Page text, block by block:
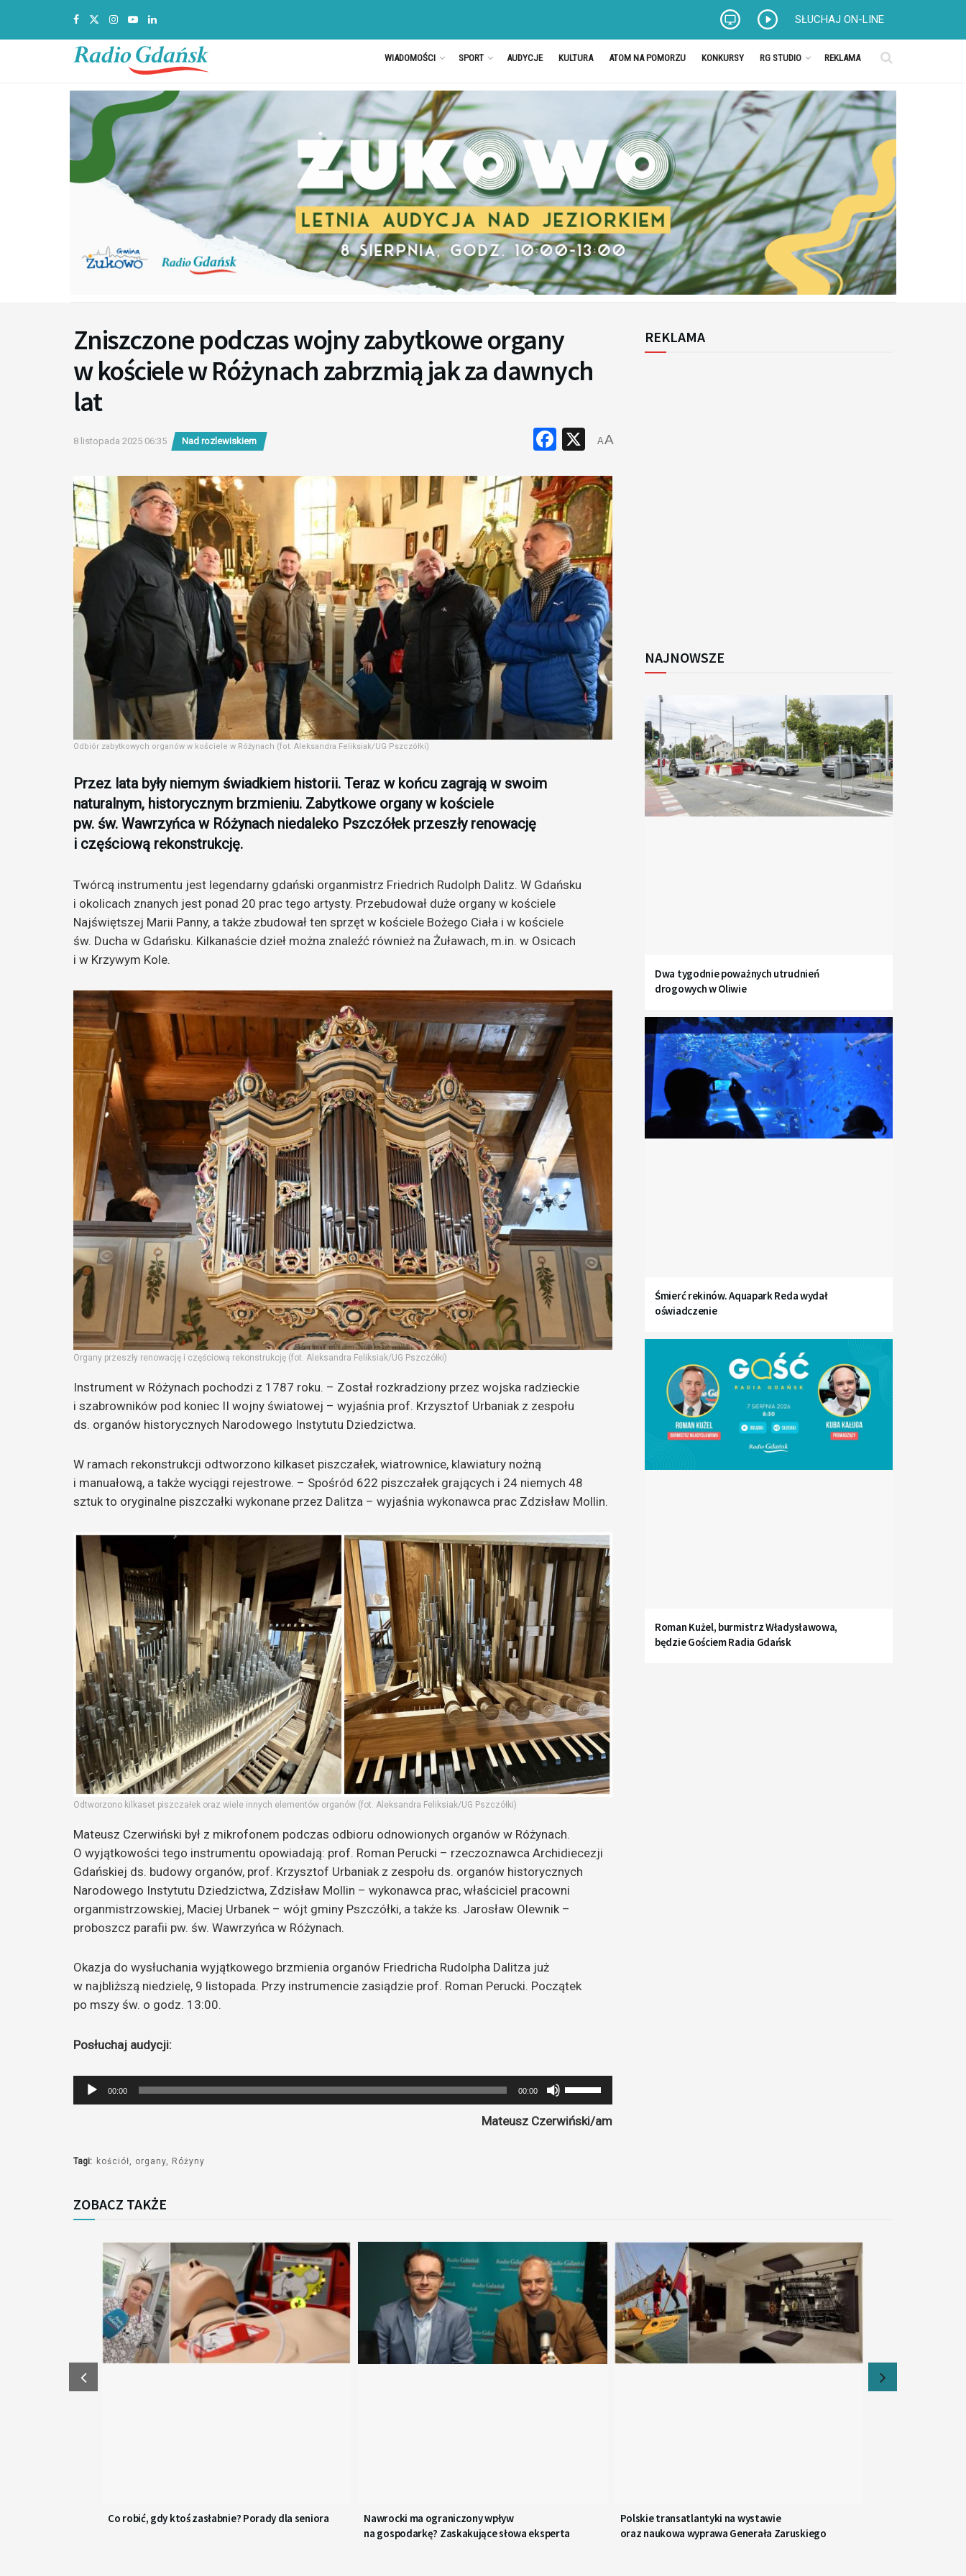
SŁUCHAJ ON-LINE
WIADOMOŚCI SPORT AUDYCJE KULTURA ATOM NA POMORZU KONKURSY RG STUDIO REKLAMA
Zniszczone podczas wojny zabytkowe organy
w kościele w Różynach zabrzmią jak za dawnych
lat
8 listopada 2025 06:35 Nad rozlewiskiem Facebook
X
AA
Odbiór zabytkowych organów w kościele w Różynach (fot. Aleksandra Feliksiak/UG Pszczółki)
Przez lata były niemym świadkiem historii. Teraz w końcu zagrają w swoim
naturalnym, historycznym brzmieniu. Zabytkowe organy w kościele
pw. św. Wawrzyńca w Różynach niedaleko Pszczółek przeszły renowację
i częściową rekonstrukcję.
Twórcą instrumentu jest legendarny gdański organmistrz Friedrich Rudolph Dalitz. W Gdańsku
i okolicach znanych jest ponad 20 prac tego artysty. Przebudował duże organy w kościele
Najświętszej Marii Panny, a także zbudował ten sprzęt w kościele Bożego Ciała i w kościele
św. Ducha w Gdańsku. Kilkanaście dzieł można znaleźć również na Żuławach, m.in. w Osicach
i w Krzywym Kole.
Organy przeszły renowację i częściową rekonstrukcję (fot. Aleksandra Feliksiak/UG Pszczółki)
Instrument w Różynach pochodzi z 1787 roku. – Został rozkradziony przez wojska radzieckie
i szabrowników pod koniec II wojny światowej – wyjaśnia prof. Krzysztof Urbaniak z zespołu
ds. organów historycznych Narodowego Instytutu Dziedzictwa.
W ramach rekonstrukcji odtworzono kilkaset piszczałek, wiatrownice, klawiatury nożną
i manuałową, a także wyciągi rejestrowe. – Spośród 622 piszczałek grających i 24 niemych 48
sztuk to oryginalne piszczałki wykonane przez Dalitza – wyjaśnia wykonawca prac Zdzisław Mollin.
Odtworzono kilkaset piszczałek oraz wiele innych elementów organów (fot. Aleksandra Feliksiak/UG Pszczółki)
Mateusz Czerwiński był z mikrofonem podczas odbioru odnowionych organów w Różynach.
O wyjątkowości tego instrumentu opowiadają: prof. Roman Perucki – rzeczoznawca Archidiecezji
Gdańskiej ds. budowy organów, prof. Krzysztof Urbaniak z zespołu ds. organów historycznych
Narodowego Instytutu Dziedzictwa, Zdzisław Mollin – wykonawca prac, właściciel pracowni
organmistrzowskiej, Maciej Urbanek – wójt gminy Pszczółki, a także ks. Jarosław Olewnik –
proboszcz parafii pw. św. Wawrzyńca w Różynach.
Okazja do wysłuchania wyjątkowego brzmienia organów Friedricha Rudolpha Dalitza już
w najbliższą niedzielę, 9 listopada. Przy instrumencie zasiądzie prof. Roman Perucki. Początek
po mszy św. o godz. 13:00.
Posłuchaj audycji:
Odtwarzacz
plików
00:00 00:00
strzałek
do
zmniejszyć
głośność.
Mateusz Czerwiński/am
Tagi: kościół organy Różyny
REKLAMA
NAJNOWSZE
Dwa tygodnie poważnych utrudnień
drogowych w Oliwie
Śmierć rekinów. Aquapark Reda wydał
oświadczenie
Roman Kużel, burmistrz Władysławowa,
będzie Gościem Radia Gdańsk
ZOBACZ TAKŻE
Co robić, gdy ktoś zasłabnie? Porady dla seniora
Nawrocki ma ograniczony wpływ
na gospodarkę? Zaskakujące słowa eksperta
Polskie transatlantyki na wystawie
oraz naukowa wyprawa Generała Zaruskiego